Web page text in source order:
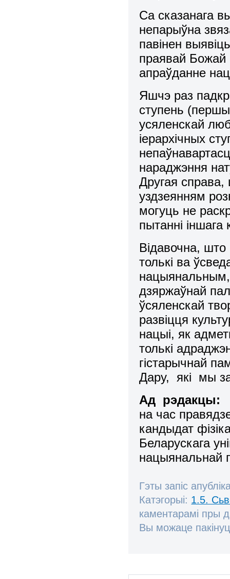
Са сказанага
непарыўна
павiнен
праявай
апраўданне
Яшчэ раз
ступень
усяленскай
iерархiчных
нараджэння
Другая
уздзеянням
могуць не
пытаннi iншага
Відавочна,
толькi ва
дзяржаўнай
ўсяленскай
развiцця
нацыi, як
толькі
гiстарычнай
Дару, якi мы
Ад рэдакцы:
на час
кандыдат
Беларускага
нацыянальнай
Гэты запіс
Катэгорыі: 1.5.
каментарамі пры
Вы можаце